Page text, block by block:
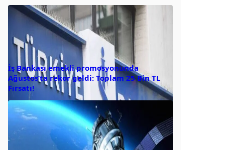
İş Bankası emekli promosyonunda
Ağustos’ta rekor geldi: Toplam 25 Bin TL
Fırsatı!